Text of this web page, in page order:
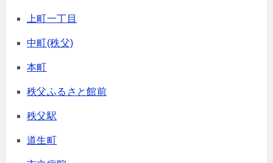
上町一丁目
中町(秩父)
本町
秩父ふるさと館前
秩父駅
道生町